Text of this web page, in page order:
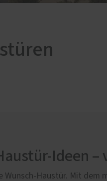
Esszimmer
Ideen
Wunsch-Haustür. Mit